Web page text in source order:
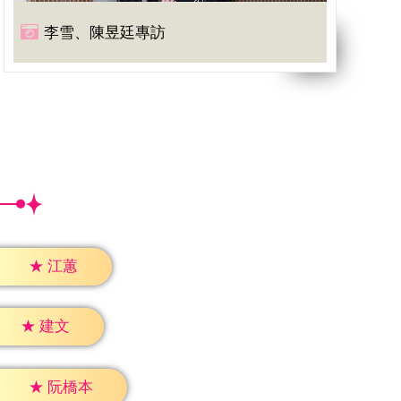
李雪、陳昱廷專訪
★ 江蕙
★ 建文
★ 阮橋本